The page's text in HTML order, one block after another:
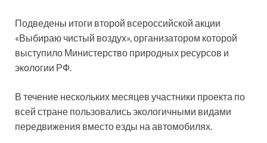
Подведены итоги второй всероссийской акции
«Выбираю чистый воздух», организатором которой
выступило Министерство природных ресурсов и
экологии РФ.
В течение нескольких месяцев участники проекта по
всей стране пользовались экологичными видами
передвижения вместо езды на автомобилях.